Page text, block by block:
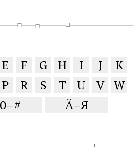
E F G H I J
K
P R S T U V W
0–# Ä–Я